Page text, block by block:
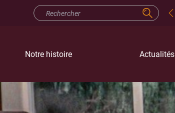
Notre histoire Actualités